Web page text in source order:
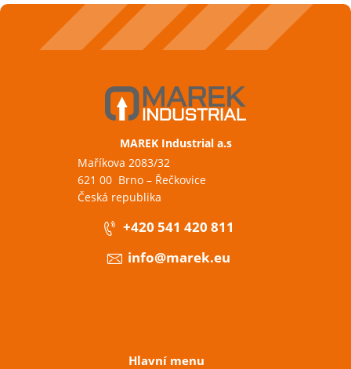
MAREK Industrial a.s
Maříkova 2083/32
621 00 Brno – Řečkovice
Česká republika
+420 541 420 811
info@marek.eu
Hlavní menu